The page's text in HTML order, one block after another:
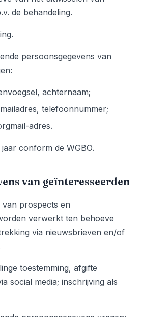
de behandeling.
persoonsgegevens van
achternaam;
telefoonnummer;
adres.
jaar conform de WGBO.
van geïnteresseerden
van prospects en
verwerkt ten behoeve
via nieuwsbrieven en/of
toestemming, afgifte
social media; inschrijving als